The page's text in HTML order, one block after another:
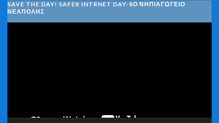
SAVE THE DAY! SAFER INTRNET DAY-8Ο ΝΗΠΙΑΓΩΓΕΙΟ
ΝΕΑΠΟΛΗΣ